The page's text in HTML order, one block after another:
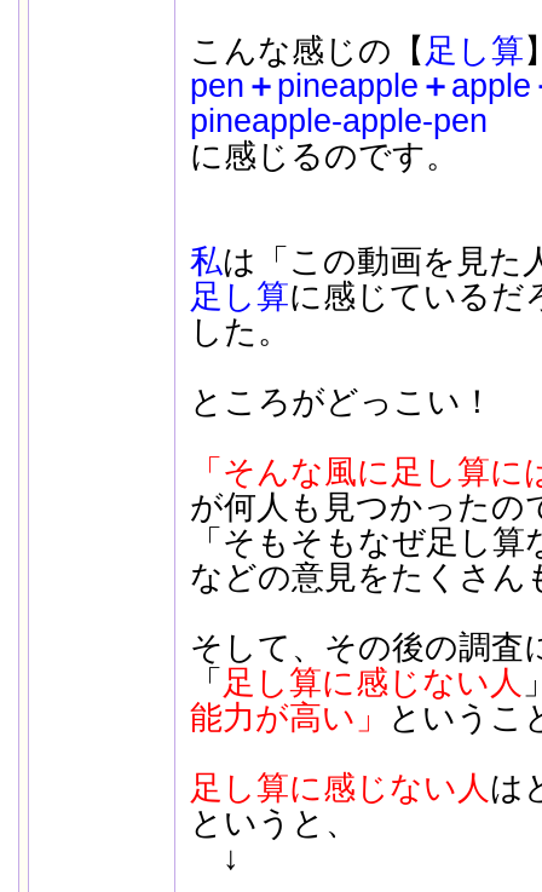
こんな感じの【 足し算
pen ＋ pineapple ＋ apple
pineapple-apple-pen
に感じるのです。
私は「この動画を見た
足し算に感じているだ
した。
ところがどっこい！
「そんな風に足し算
が何人も見つかったの
「そもそもなぜ足し
などの意見をたくさん
そして、その後の調査
「 足し算に感じない人
能力が高い」
というこ
足し算に感じない人 は
というと、
↓